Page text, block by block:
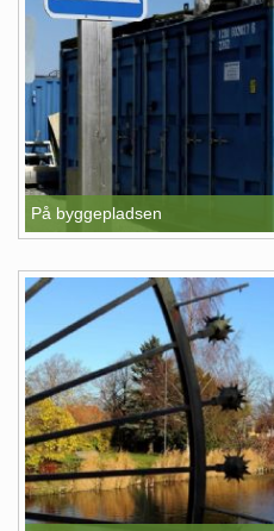
På byggepladsen